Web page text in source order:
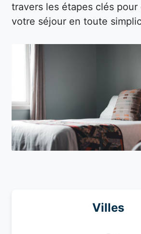
travers les étapes clés pour
votre séjour en toute
Villes